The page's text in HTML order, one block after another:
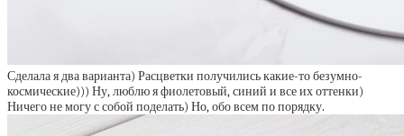
Сделала я два варианта) Расцветки получились какие-то безумно-
космические))) Ну, люблю я фиолетовый, синий и все их оттенки)
Ничего не могу с собой поделать) Но, обо всем по порядку.